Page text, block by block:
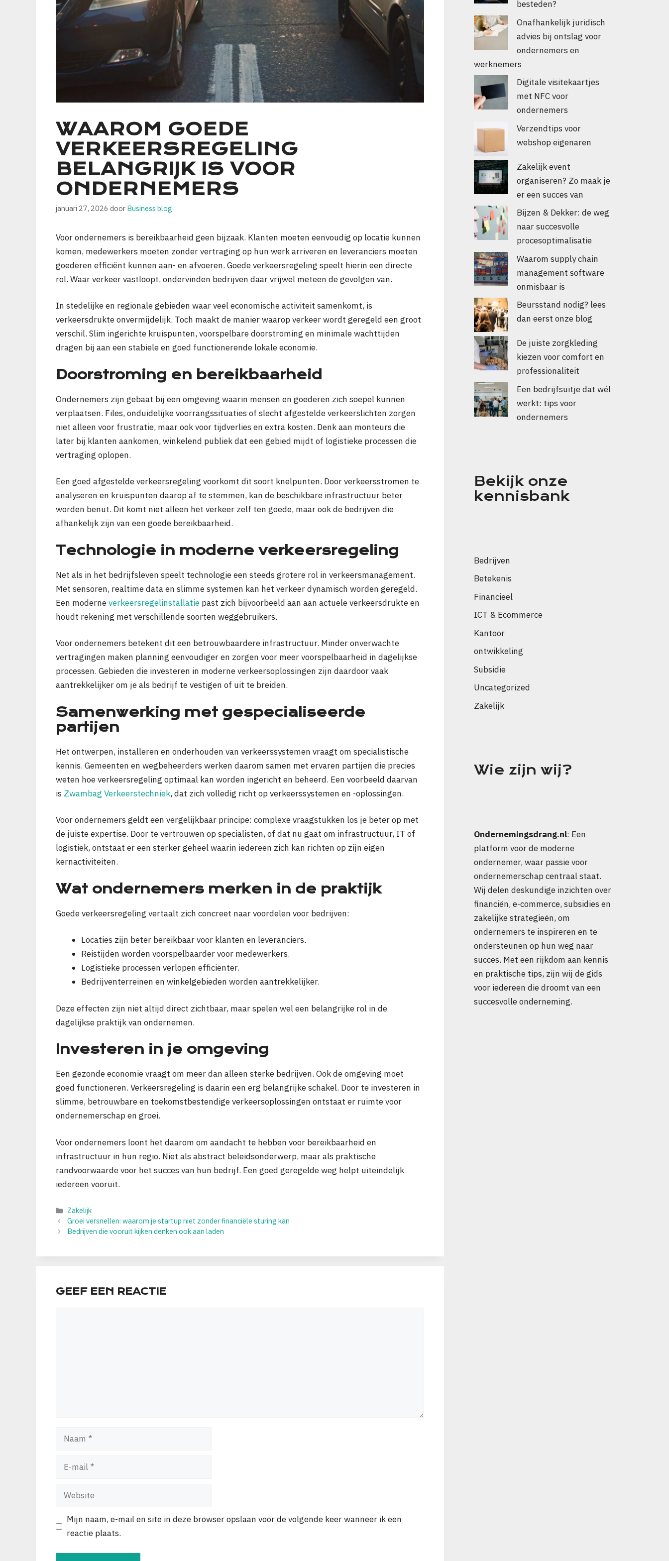
WAAROM GOEDE
VERKEERSREGELING
BELANGRIJK IS VOOR
ONDERNEMERS
januari 27, 2026 door Business blog
Voor ondernemers is bereikbaarheid geen bijzaak. Klanten moeten eenvoudig op locatie kunnen
komen, medewerkers moeten zonder vertraging op hun werk arriveren en leveranciers moeten
goederen efficiënt kunnen aan- en afvoeren. Goede verkeersregeling speelt hierin een directe
rol. Waar verkeer vastloopt, ondervinden bedrijven daar vrijwel meteen de gevolgen van.
In stedelijke en regionale gebieden waar veel economische activiteit samenkomt, is
verkeersdrukte onvermijdelijk. Toch maakt de manier waarop verkeer wordt geregeld een groot
verschil. Slim ingerichte kruispunten, voorspelbare doorstroming en minimale wachttijden
dragen bij aan een stabiele en goed functionerende lokale economie.
Doorstroming en bereikbaarheid
Ondernemers zijn gebaat bij een omgeving waarin mensen en goederen zich soepel kunnen
verplaatsen. Files, onduidelijke voorrangssituaties of slecht afgestelde verkeerslichten zorgen
niet alleen voor frustratie, maar ook voor tijdverlies en extra kosten. Denk aan monteurs die
later bij klanten aankomen, winkelend publiek dat een gebied mijdt of logistieke processen die
vertraging oplopen.
Een goed afgestelde verkeersregeling voorkomt dit soort knelpunten. Door verkeersstromen te
analyseren en kruispunten daarop af te stemmen, kan de beschikbare infrastructuur beter
worden benut. Dit komt niet alleen het verkeer zelf ten goede, maar ook de bedrijven die
afhankelijk zijn van een goede bereikbaarheid.
Technologie in moderne verkeersregeling
Net als in het bedrijfsleven speelt technologie een steeds grotere rol in verkeersmanagement.
Met sensoren, realtime data en slimme systemen kan het verkeer dynamisch worden geregeld.
Een moderneverkeersregelinstallatie past zich bijvoorbeeld aan aan actuele verkeersdrukte en
houdt rekening met verschillende soorten weggebruikers.
Voor ondernemers betekent dit een betrouwbaardere infrastructuur. Minder onverwachte
vertragingen maken planning eenvoudiger en zorgen voor meer voorspelbaarheid in dagelijkse
processen. Gebieden die investeren in moderne verkeersoplossingen zijn daardoor vaak
aantrekkelijker om je als bedrijf te vestigen of uit te breiden.
Samenwerking met gespecialiseerde
partijen
Het ontwerpen, installeren en onderhouden van verkeerssystemen vraagt om specialistische
kennis. Gemeenten en wegbeheerders werken daarom samen met ervaren partijen die precies
weten hoe verkeersregeling optimaal kan worden ingericht en beheerd. Een voorbeeld daarvan
is Zwambag Verkeerstechniek, dat zich volledig richt op verkeerssystemen en -oplossingen.
Voor ondernemers geldt een vergelijkbaar principe: complexe vraagstukken los je beter op met
de juiste expertise. Door te vertrouwen op specialisten, of dat nu gaat om infrastructuur, IT of
logistiek, ontstaat er een sterker geheel waarin iedereen zich kan richten op zijn eigen
kernactiviteiten.
Wat ondernemers merken in de praktijk
Goede verkeersregeling vertaalt zich concreet naar voordelen voor bedrijven:
Locaties zijn beter bereikbaar voor klanten en leveranciers.
Reistijden worden voorspelbaarder voor medewerkers.
Logistieke processen verlopen efficiënter.
Bedrijventerreinen en winkelgebieden worden aantrekkelijker.
Deze effecten zijn niet altijd direct zichtbaar, maar spelen wel een belangrijke rol in de
dagelijkse praktijk van ondernemen.
Investeren in je omgeving
Een gezonde economie vraagt om meer dan alleen sterke bedrijven. Ook de omgeving moet
goed functioneren. Verkeersregeling is daarin een erg belangrijke schakel. Door te investeren in
slimme, betrouwbare en toekomstbestendige verkeersoplossingen ontstaat er ruimte voor
ondernemerschap en groei.
Voor ondernemers loont het daarom om aandacht te hebben voor bereikbaarheid en
infrastructuur in hun regio. Niet als abstract beleidsonderwerp, maar als praktische
randvoorwaarde voor het succes van hun bedrijf. Een goed geregelde weg helpt uiteindelijk
iedereen vooruit.
Categorieën
Zakelijk
Groei versnellen: waarom je startup niet zonder financiële sturing kan
Bedrijven die vooruit kijken denken ook aan laden
GEEF EEN REACTIE
Naam
Website
Mijn naam, e-mail en site in deze browser opslaan voor de volgende keer wanneer ik een
reactie plaats.
besteden?
Onafhankelijk juridisch
advies bij ontslag voor
ondernemers en
werknemers
Digitale visitekaartjes
met NFC voor
ondernemers
Verzendtips voor
webshop eigenaren
Zakelijk event
organiseren? Zo maak je
er een succes van
Bijzen & Dekker: de weg
naar succesvolle
procesoptimalisatie
Waarom supply chain
management software
onmisbaar is
Beursstand nodig? lees
dan eerst onze blog
De juiste zorgkleding
kiezen voor comfort en
professionaliteit
Een bedrijfsuitje dat wél
werkt: tips voor
ondernemers
Bekijk onze
kennisbank
Bedrijven
Betekenis
Financieel
ICT & Ecommerce
Kantoor
ontwikkeling
Subsidie
Uncategorized
Zakelijk
Wie zijn wij?
Ondernemingsdrang.nl: Een
platform voor de moderne
ondernemer, waar passie voor
ondernemerschap centraal staat.
Wij delen deskundige inzichten over
financiën, e-commerce, subsidies en
zakelijke strategieën, om
ondernemers te inspireren en te
ondersteunen op hun weg naar
succes. Met een rijkdom aan kennis
en praktische tips, zijn wij de gids
voor iedereen die droomt van een
succesvolle onderneming.